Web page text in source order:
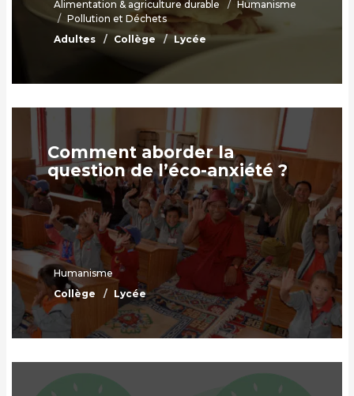
Alimentation & agriculture durable
Humanisme
Pollution et Déchets
Adultes
Collège Lycée
Comment aborder la
question de l’éco-anxiété ?
Humanisme
Collège
Lycée